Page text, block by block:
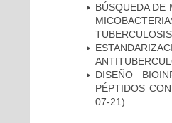
BÚSQUEDA DE
DISEÑO
PÉPTIDOS
07-21)